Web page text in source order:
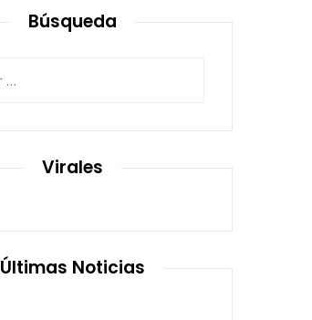
Búsqueda
Virales
Últimas Noticias